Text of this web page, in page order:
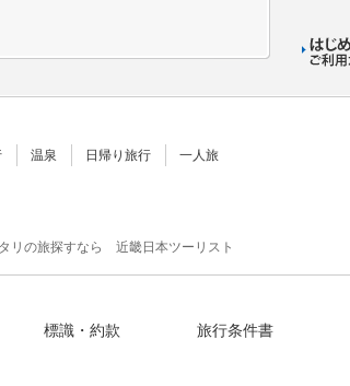
温泉 日帰り旅行 一人旅
リの旅探すなら 近畿日本ツーリスト
標識・約款 旅行条件書